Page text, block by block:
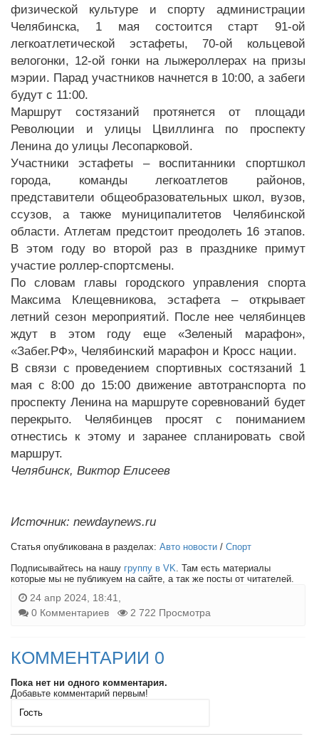
физической культуре и спорту администрации
Челябинска, 1 мая состоится старт 91-ой
легкоатлетической эстафеты, 70-ой кольцевой
велогонки, 12-ой гонки на лыжероллерах на призы
мэрии. Парад участников начнется в 10:00, а забеги
будут с 11:00.
Маршрут состязаний протянется от площади
Революции и улицы Цвиллинга по проспекту
Ленина до улицы Лесопарковой.
Участники эстафеты – воспитанники спортшкол
города, команды легкоатлетов районов,
представители общеобразовательных школ, вузов,
ссузов, а также муниципалитетов Челябинской
области. Атлетам предстоит преодолеть 16 этапов.
В этом году во второй раз в празднике примут
участие роллер-спортсмены.
По словам главы городского управления спорта
Максима Клещевникова, эстафета – открывает
летний сезон мероприятий. После нее челябинцев
ждут в этом году еще «Зеленый марафон»,
«Забег.РФ», Челябинский марафон и Кросс нации.
В связи с проведением спортивных состязаний 1
мая с 8:00 до 15:00 движение автотранспорта по
проспекту Ленина на маршруте соревнований будет
перекрыто. Челябинцев просят с пониманием
отнестись к этому и заранее спланировать свой
маршрут.
Челябинск, Виктор Елисеев
Источник: newdaynews.ru
Статья опубликована в разделах: Авто новости / Спорт
Подписывайтесь на нашу группу в VK . Там есть материалы
которые мы не публикуем на сайте, а так же посты от читателей.
24 апр 2024, 18:41,
0 Комментариев
2 722 Просмотра
КОММЕНТАРИИ 0
Пока нет ни одного комментария.
Добавьте комментарий первым!